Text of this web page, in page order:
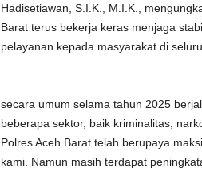
Hadisetiawan, S.I.K., M.I.K.,
Barat terus bekerja keras menjaga
pelayanan kepada masyarakat di
secara umum selama tahun 2025
beberapa sektor, baik kriminalitas,
Polres Aceh Barat telah berupaya
kami. Namun masih terdapat